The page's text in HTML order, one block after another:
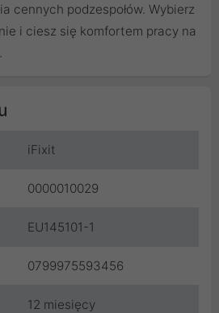
cennych podzespołów. Wybierz
i ciesz się komfortem pracy na
iFixit
0000010029
EU145101-1
0799975593456
12 miesięcy